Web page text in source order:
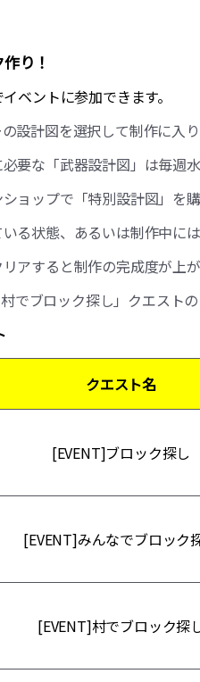
り！
ベントに参加できます。
設計図を選択して制作に入
要な「武器設計図」は毎週
ョップで「特別設計図」を
る状態、あるいは制作中に
アすると制作の完成度が上
でブロック探し」クエスト
クエスト名
[EVENT]ブロック探し
[EVENT]みんなでブロック
[EVENT]村でブロック探